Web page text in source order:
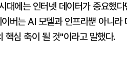
대에는 인터넷 데이터가 중요했
버는 AI 모델과 인프라뿐 아니
핵심 축이 될 것"이라고 말했다.